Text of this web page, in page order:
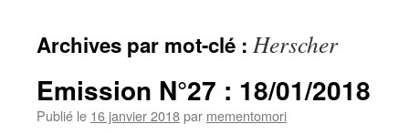
au
contenu
Archives par mot-clé : Herscher
Emission N°27 : 18/01/2018
Publié le 16 janvier 2018par mementomori